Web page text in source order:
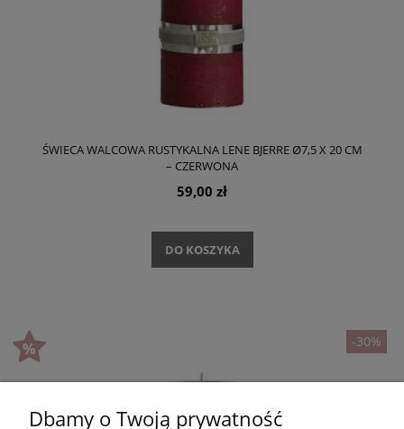
ŚWIECA WALCOWA RUSTYKALNA LENE BJERRE Ø7,5 X 20 CM
– CZERWONA
59,00 zł
DO KOSZYKA
-30%
Dbamy o Twoją prywatność